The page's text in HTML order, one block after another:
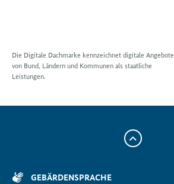
Die Digitale Dachmarke kennzeichnet digitale Angebote
von Bund, Ländern und Kommunen als staatliche
Leistungen.
Zum
GEBÄRDENSPRACHE